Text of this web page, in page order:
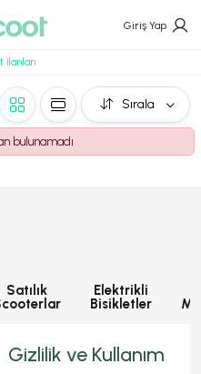
Giriş Yap
İlanları
Sırala
bulunamadı
Satılık
Elektrikli
Bisikletler
Gizlilik ve Kullanım